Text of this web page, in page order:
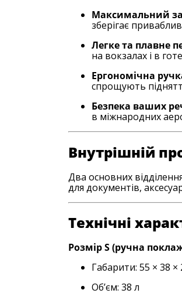
Максимальний
зберігає
Легке та плавне
на вокзалах і в
Ергономічна
спрощують
Безпека ваших
в міжнародних
Внутрішній
Два основних
для документів,
Технічні
Розмір S (ручна
Габарити: 55 × 38 ×
Об’єм: 38 л